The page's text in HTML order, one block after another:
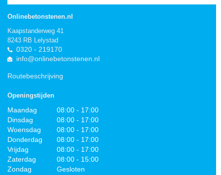
Onlinebetonstenen.nl
Kaapstanderweg 41
8243 RB Lelystad
0320 - 219170
info@onlinebetonstenen.nl
Routebeschrijving
Openingstijden
Maandag
08:00 - 17:00
Dinsdag
08:00 - 17:00
Woensdag
08:00 - 17:00
Donderdag
08:00 - 17:00
Vrijdag
08:00 - 17:00
Zaterdag
08:00 - 15:00
Zondag
Gesloten